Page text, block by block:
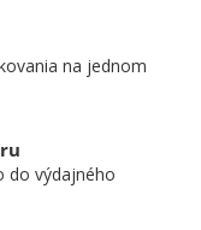
na jednom
do výdajného